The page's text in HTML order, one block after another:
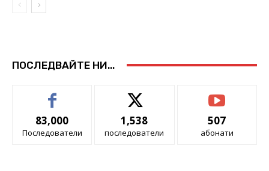
ПОСЛЕДВАЙТЕ НИ...
83,000
Последователи
1,538
последователи
507
абонати